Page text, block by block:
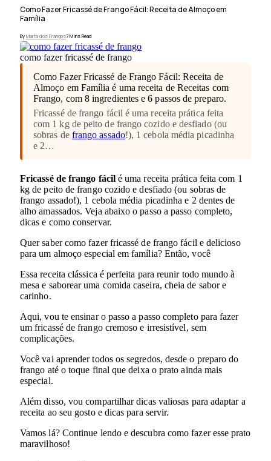
Como Fazer Fricassé de Frango Fácil: Receita de Almoço em
Família
ByMarta dos Frangos7 Mins Read
como fazer fricassé de frango
Como Fazer Fricassé de Frango Fácil: Receita de
Almoço em Família é uma receita de Receitas com
Frango, com 8 ingredientes e 6 passos de preparo.
Fricassé de frango fácil é uma receita prática feita
com 1 kg de peito de frango cozido e desfiado (ou
sobras de frango assado!), 1 cebola média picadinha
e 2…
Fricassé de frango fácilé uma receita prática feita com 1
kg de peito de frango cozido e desfiado (ou sobras de
frango assado!), 1 cebola média picadinha e 2 dentes de
alho amassados. Veja abaixo o passo a passo completo,
dicas e como conservar.
Quer saber como fazer fricassé de frango fácil e delicioso
para um almoço especial em família? Então, você
Essa receita clássica é perfeita para reunir todo mundo à
mesa e saborear uma comida caseira, cheia de sabor e
carinho.
Aqui, vou te ensinar o passo a passo completo para fazer
um fricassé de frango cremoso e irresistível, sem
complicações.
Você vai aprender todos os segredos, desde o preparo do
frango até o toque final que deixa o prato ainda mais
especial.
Além disso, vou compartilhar dicas valiosas para adaptar a
receita ao seu gosto e dicas para servir.
Vamos lá? Continue lendo e descubra como fazer esse prato
maravilhoso!